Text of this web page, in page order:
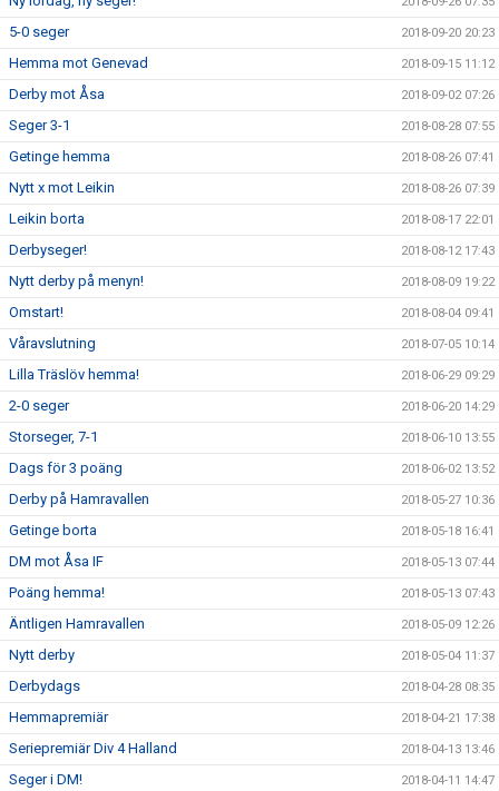
5-0 seger 2018-09-20 20:23
Hemma mot Genevad 2018-09-15 11:12
Derby mot Åsa 2018-09-02 07:26
Seger 3-1 2018-08-28 07:55
Getinge hemma 2018-08-26 07:41
Nytt x mot Leikin 2018-08-26 07:39
Leikin borta 2018-08-17 22:01
Derbyseger! 2018-08-12 17:43
Nytt derby på menyn! 2018-08-09 19:22
Omstart! 2018-08-04 09:41
Våravslutning 2018-07-05 10:14
Lilla Träslöv hemma! 2018-06-29 09:29
2-0 seger 2018-06-20 14:29
Storseger, 7-1 2018-06-10 13:55
Dags för 3 poäng 2018-06-02 13:52
Derby på Hamravallen 2018-05-27 10:36
Getinge borta 2018-05-18 16:41
DM mot Åsa IF 2018-05-13 07:44
Poäng hemma! 2018-05-13 07:43
Äntligen Hamravallen 2018-05-09 12:26
Nytt derby 2018-05-04 11:37
Derbydags 2018-04-28 08:35
Hemmapremiär 2018-04-21 17:38
Seriepremiär Div 4 Halland 2018-04-13 13:46
Seger i DM! 2018-04-11 14:47